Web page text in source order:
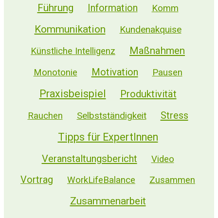
Führung Information Komm
Kommunikation Kundenakquise
Künstliche Intelligenz Maßnahmen
Monotonie Motivation Pausen
Praxisbeispiel Produktivität
Rauchen Selbstständigkeit Stress
Tipps für ExpertInnen
Veranstaltungsbericht Video
Vortrag WorkLifeBalance Zusammen
Zusammenarbeit